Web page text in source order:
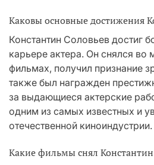
Каковы основные достижения
Константин Соловьев достиг
карьере актера. Он снялся во
фильмах, получил признание
также был награжден
за выдающиеся актерские
одним из самых известных и
отечественной киноиндустрии.
Какие фильмы снял Константин